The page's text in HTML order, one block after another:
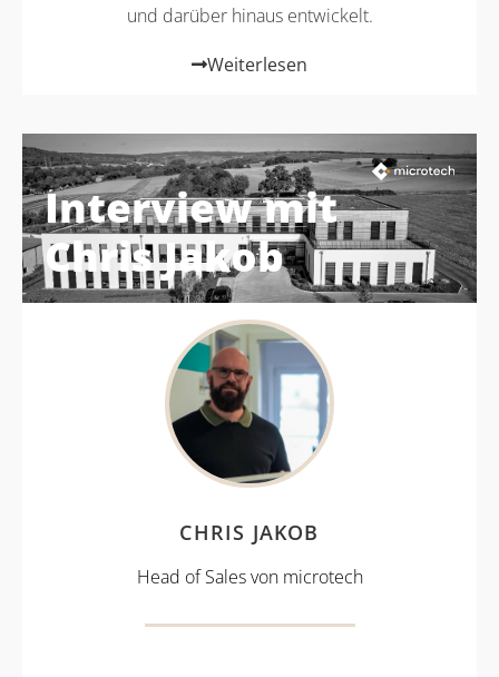
und darüber hinaus entwickelt.
Weiterlesen
CHRIS JAKOB
Head of Sales von microtech
Interview mit
Chris Jakob